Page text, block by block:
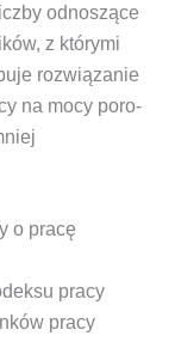
odno­szą­ce
z któ­ry­mi
roz­wią­za­nie
na mocy poro­
o pracę
pracy
pra­cy